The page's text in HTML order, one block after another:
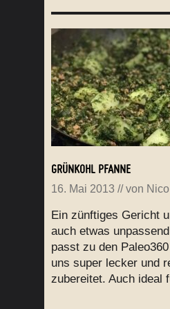
GRÜNKOHL PFANNE
16. Mai 2013 // von
Ein zünftiges Gericht
auch etwas
passt zu den
uns super lecker und
zubereitet. Auch ideal